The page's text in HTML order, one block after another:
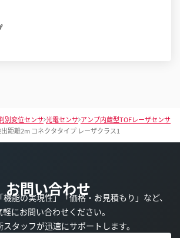
別変位センサ 光電センサ アンプ内蔵型TOFレーザセンサ
距離2m コネクタタイプ レーザクラス1
お問い合わせ
機能の実現性」「価格・お見積もり」など、
軽にお問い合わせください。
タッフが迅速にサポートします。